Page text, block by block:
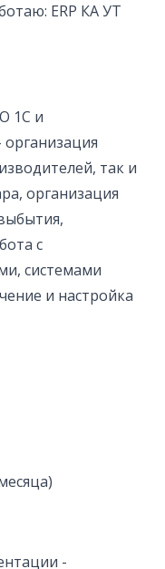
ERP КА УТ
1С и
так и
организация
с
системами
и настройка
-